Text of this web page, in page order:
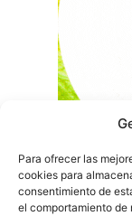
Para ofrecer las
cookies para
consentimiento de
el comportamiento